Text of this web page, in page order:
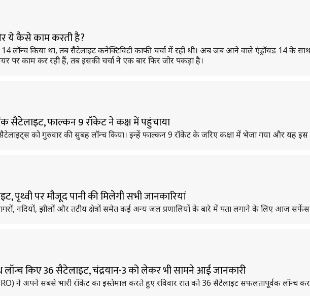
ये कैसे काम करती है?
किया था, तब सैटेलाइट कनेक्टिविटी काफी चर्चा में रही थी। अब जब आने वाले एंड्रॉयड 14 के साथ
पर काम कर रही हैं, तब इसकी चर्चा ने एक बार फिर जोर पकड़ा है।
सैटेलाइट, फाल्कन 9 रॉकेट ने कक्ष में पहुंचाया
को गुरुवार की सुबह लॉन्च किया। इन्हें फाल्कन 9 रॉकेट के जरिए कक्षा में भेजा गया और यह इस
पृथ्वी पर मौजूद पानी की मिलेगी सभी जानकारियां
नदियों, झीलों और तटीय क्षेत्रों समेत कई अन्य जल प्रणालियों के बारे में पता लगाने के लिए आज
किए 36 सैटेलाइट, चंद्रयान-3 को लेकर भी सामने आई जानकारी
ने अपने सबसे भारी रॉकेट का इस्तेमाल करते हुए रविवार रात को 36 सैटेलाइट सफलतापूर्वक लॉन्च कर